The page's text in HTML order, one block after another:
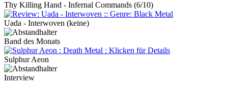
Thy Killing Hand - Infernal Commands (6/10)
Uada - Interwoven (keine)
Band des Monats
Sulphur Aeon
Interview